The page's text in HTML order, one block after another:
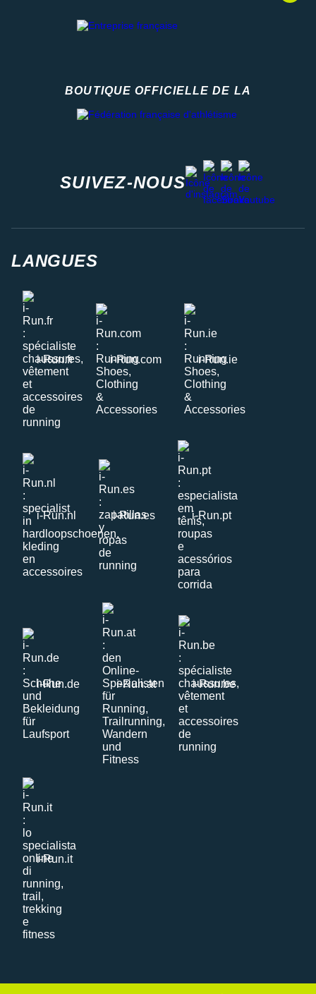
BOUTIQUE OFFICIELLE DE LA
SUIVEZ-NOUS
instagram
facebook
stravayoutube
LANGUES
i-Run.fr i-Run.com i-Run.ie
i-Run.nl i-Run.es i-Run.pt
i-Run.de i-Run.at i-Run.be
i-Run.it